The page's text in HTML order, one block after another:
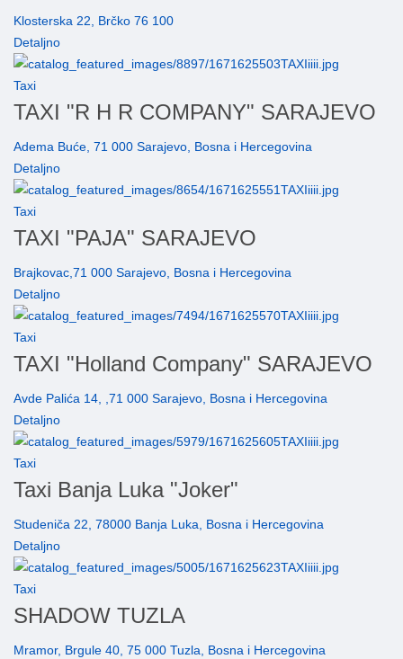
Klosterska 22, Brčko 76 100
Detaljno
Taxi
TAXI "R H R COMPANY" SARAJEVO
Adema Buće, 71 000 Sarajevo, Bosna i Hercegovina
Detaljno
Taxi
TAXI "PAJA" SARAJEVO
Brajkovac,71 000 Sarajevo, Bosna i Hercegovina
Detaljno
Taxi
TAXI "Holland Company" SARAJEVO
Avde Palića 14, ,71 000 Sarajevo, Bosna i Hercegovina
Detaljno
Taxi
Taxi Banja Luka "Joker"
Studeniča 22, 78000 Banja Luka, Bosna i Hercegovina
Detaljno
Taxi
SHADOW TUZLA
Mramor, Brgule 40, 75 000 Tuzla, Bosna i Hercegovina